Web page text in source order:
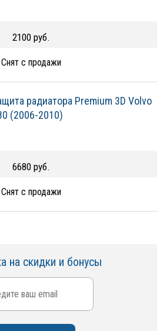
2100 руб.
Снят с продажи
радиатора Premium 3D Volvo
(2006-2010)
6680 руб.
Снят с продажи
на скидки и бонусы